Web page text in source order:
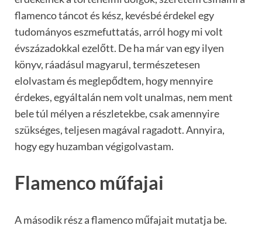
flamenco táncot és kész, kevésbé érdekel egy
tudományos eszmefuttatás, arról hogy mi volt
évszázadokkal ezelőtt. De ha már van egy ilyen
könyv, ráadásul magyarul, természetesen
elolvastam és meglepődtem, hogy mennyire
érdekes, egyáltalán nem volt unalmas, nem ment
bele túl mélyen a részletekbe, csak amennyire
szükséges, teljesen magával ragadott. Annyira,
hogy egy huzamban végigolvastam.
Flamenco műfajai
A második rész a flamenco műfajait mutatja be.